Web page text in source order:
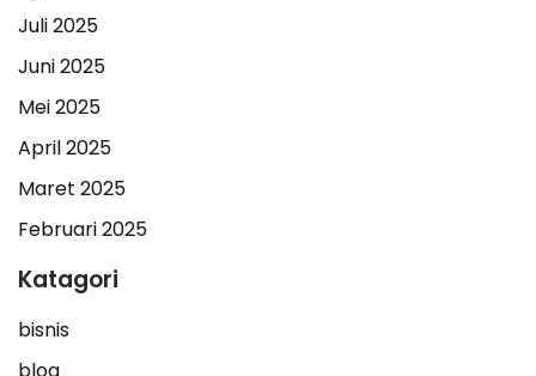
Juli 2025
Juni 2025
Mei 2025
April 2025
Maret 2025
Februari 2025
Katagori
bisnis